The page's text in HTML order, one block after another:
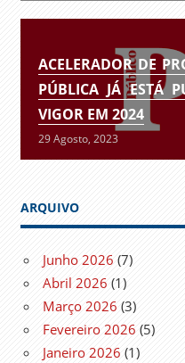
ACELERADOR DE
PÚBLICA JÁ ESTÁ
VIGOR EM 2024
29 Agosto, 2023
ARQUIVO
Junho 2026 (7)
Abril 2026 (1)
Março 2026 (3)
Fevereiro 2026 (5)
Janeiro 2026 (1)